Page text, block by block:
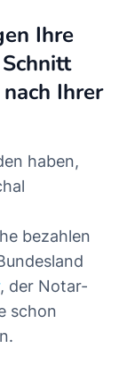
Ihre
Ihrer
haben,
bezahlen
, der Notar-
schon